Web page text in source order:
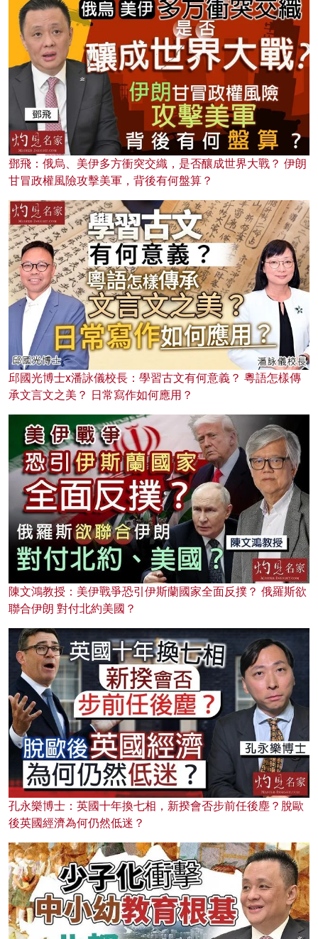
鄧飛：俄烏、美伊多方衝突交織，是否釀成世界大戰？ 伊朗
甘冒政權風險攻擊美軍，背後有何盤算？
邱國光博士x潘詠儀校長：學習古文有何意義？ 粵語怎樣傳
承文言文之美？ 日常寫作如何應用？
陳文鴻教授：美伊戰爭恐引伊斯蘭國家全面反撲？ 俄羅斯欲
聯合伊朗 對付北約美國？
孔永樂博士：英國十年換七相，新揆會否步前任後塵？脫歐
後英國經濟為何仍然低迷？